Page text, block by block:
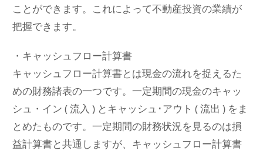
ことができます。これによって不動産投資の業績が
把握できます。
・キャッシュフロー計算書
キャッシュフロー計算書とは現金の流れを捉えるた
めの財務諸表の一つです。一定期間の現金のキャッ
シュ・イン ( 流入 ) とキャッシュ･アウト ( 流出 ) をま
とめたものです。一定期間の財務状況を見るのは損
益計算書と共通しますが、キャッシュフロー計算書